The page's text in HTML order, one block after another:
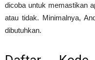
dicoba untuk memastikan
atau tidak. Minimalnya,
dibutuhkan.